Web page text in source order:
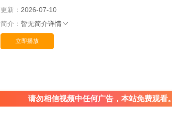
更新： 2026-07-10
简介： 暂无简介详情
立即播放
请勿相信视频中任何广告，本站免费观看。